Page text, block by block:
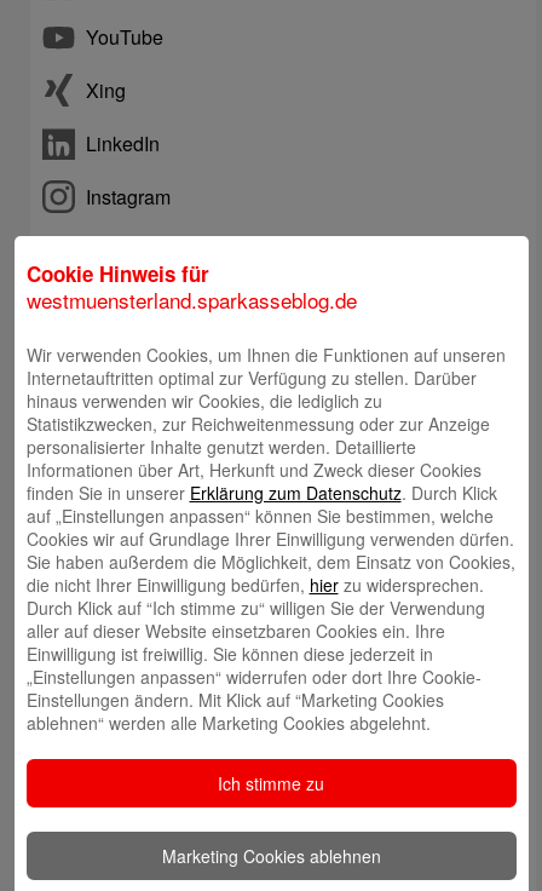
YouTube
Xing
LinkedIn
Instagram
Online-Chat
E-Mail an Kundenberatung
Rückruf durch Kundenberatung
Filiale finden
Meinung mitteilen
E-Mail an Blog-Redaktion
Bericht an die Gesellschaft
Tatjana Thüner
Cookie Hinweis für
westmuensterland.sparkasseblog.de
Wir verwenden Cookies, um Ihnen die Funktionen auf unseren
Internetauftritten optimal zur Verfügung zu stellen. Darüber
hinaus verwenden wir Cookies, die lediglich zu
Statistikzwecken, zur Reichweitenmessung oder zur Anzeige
personalisierter Inhalte genutzt werden. Detaillierte
Informationen über Art, Herkunft und Zweck dieser Cookies
finden Sie in unserer Erklärung zum Datenschutz. Durch Klick
auf „Einstellungen anpassen“ können Sie bestimmen, welche
Cookies wir auf Grundlage Ihrer Einwilligung verwenden dürfen.
Sie haben außerdem die Möglichkeit, dem Einsatz von Cookies,
die nicht Ihrer Einwilligung bedürfen, hierzu widersprechen.
Durch Klick auf “Ich stimme zu“ willigen Sie der Verwendung
aller auf dieser Website einsetzbaren Cookies ein. Ihre
Einwilligung ist freiwillig. Sie können diese jederzeit in
„Einstellungen anpassen“ widerrufen oder dort Ihre Cookie-
Einstellungen ändern. Mit Klick auf “Marketing Cookies
ablehnen“ werden alle Marketing Cookies abgelehnt.
Ich stimme zu
Marketing Cookies ablehnen